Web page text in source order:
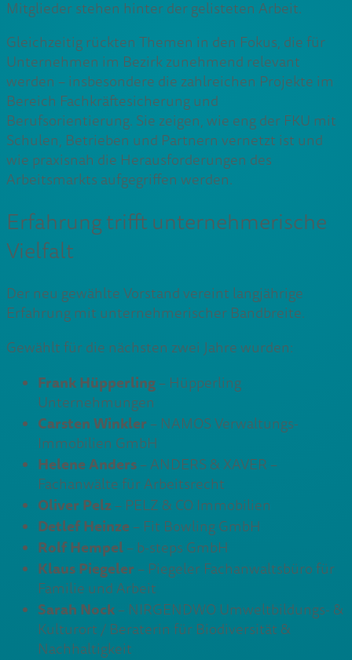
Mitglieder stehen hinter der gelisteten Arbeit.
Gleichzeitig rückten Themen in den Fokus, die für
Unternehmen im Bezirk zunehmend relevant
werden – insbesondere die zahlreichen Projekte im
Bereich Fachkräftesicherung und
Berufsorientierung. Sie zeigen, wie eng der FKU mit
Schulen, Betrieben und Partnern vernetzt ist und
wie praxisnah die Herausforderungen des
Arbeitsmarkts aufgegriffen werden.
Erfahrung trifft unternehmerische
Vielfalt
Der neu gewählte Vorstand vereint langjährige
Erfahrung mit unternehmerischer Bandbreite.
Gewählt für die nächsten zwei Jahre wurden:
Frank Hüpperling – Hüpperling
Unternehmungen
Carsten Winkler – NAMOS Verwaltungs-
Immobilien GmbH
Helene Anders – ANDERS & XAVER –
Fachanwälte für Arbeitsrecht
Oliver Pelz – PELZ & CO Immobilien
Detlef Heinze – Fit Bowling GmbH
Rolf Hempel – b-steps GmbH
Klaus Piegeler – Piegeler Fachanwaltsbüro für
Familie und Arbeit
Sarah Nock – NIRGENDWO Umweltbildungs- &
Kulturort / Beraterin für Biodiversität &
Nachhaltigkeit